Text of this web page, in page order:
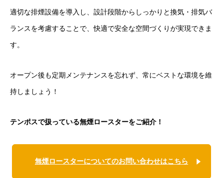
適切な排煙設備を導入し、設計段階からしっかりと換気・排気バ
ランスを考慮することで、快適で安全な空間づくりが実現できま
す。
オープン後も定期メンテナンスを忘れず、常にベストな環境を維
持しましょう！
テンポスで扱っている無煙ロースターをご紹介！
無煙ロースターについてのお問い合わせはこちら